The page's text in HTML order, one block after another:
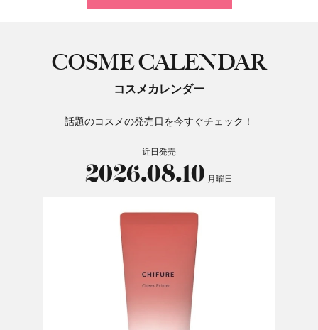
COSME CALENDAR
コスメカレンダー
話題のコスメの発売日を今すぐチェック！
近日発売
2026.08.10 月曜日